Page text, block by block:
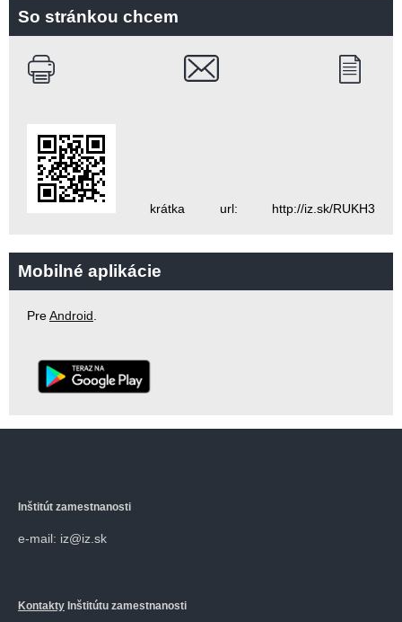
So stránkou chcem
krátka url: http://iz.sk/RUKH3
Mobilné aplikácie
PreAndroid
Inštitút zamestnanosti
e-mail: iz@iz.sk
Kontakty Inštitútu zamestnanosti